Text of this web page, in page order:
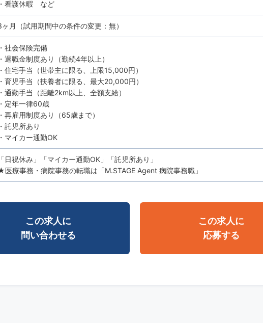
・看護休暇 など
ヶ月（試用期間中の条件の変更：無）
・社会保険完備
・退職金制度あり（勤続4年以上）
・住宅手当（世帯主に限る、上限15,000円）
・育児手当（扶養者に限る、最大20,000円）
・通勤手当（距離2km以上、全額支給）
・定年一律60歳
・再雇用制度あり（65歳まで）
・託児所あり
・マイカー通勤OK
「日祝休み」「マイカー通勤OK」「託児所あり」
医療事務・病院事務の転職は「M.STAGE Agent 病院事務職」
この求人に
問い合わせる
この求人に
応募する